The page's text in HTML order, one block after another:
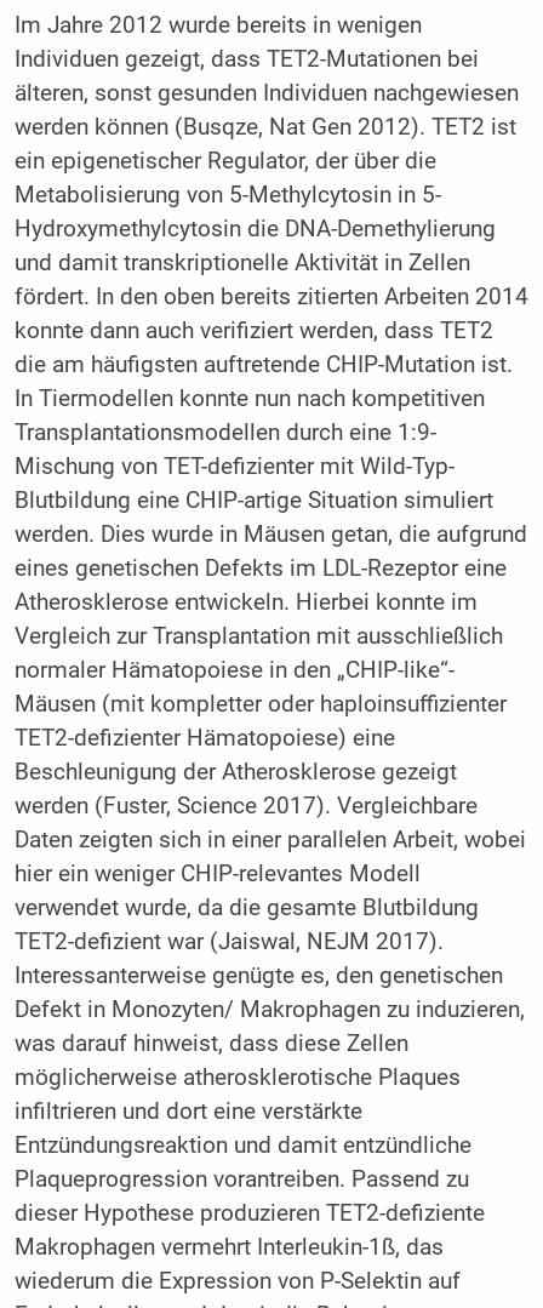
Im Jahre 2012 wurde bereits in wenigen
Individuen gezeigt, dass TET2-Mutationen bei
älteren, sonst gesunden Individuen nachgewiesen
werden können (Busqze, Nat Gen 2012). TET2 ist
ein epigenetischer Regulator, der über die
Metabolisierung von 5-Methylcytosin in 5-
Hydroxymethylcytosin die DNA-Demethylierung
und damit transkriptionelle Aktivität in Zellen
fördert. In den oben bereits zitierten Arbeiten 2014
konnte dann auch verifiziert werden, dass TET2
die am häufigsten auftretende CHIP-Mutation ist.
In Tiermodellen konnte nun nach kompetitiven
Transplantationsmodellen durch eine 1:9-
Mischung von TET-defizienter mit Wild-Typ-
Blutbildung eine CHIP-artige Situation simuliert
werden. Dies wurde in Mäusen getan, die aufgrund
eines genetischen Defekts im LDL-Rezeptor eine
Atherosklerose entwickeln. Hierbei konnte im
Vergleich zur Transplantation mit ausschließlich
normaler Hämatopoiese in den „CHIP-like“-
Mäusen (mit kompletter oder haploinsuffizienter
TET2-defizienter Hämatopoiese) eine
Beschleunigung der Atherosklerose gezeigt
werden (Fuster, Science 2017). Vergleichbare
Daten zeigten sich in einer parallelen Arbeit, wobei
hier ein weniger CHIP-relevantes Modell
verwendet wurde, da die gesamte Blutbildung
TET2-defizient war (Jaiswal, NEJM 2017).
Interessanterweise genügte es, den genetischen
Defekt in Monozyten/ Makrophagen zu induzieren,
was darauf hinweist, dass diese Zellen
möglicherweise atherosklerotische Plaques
infiltrieren und dort eine verstärkte
Entzündungsreaktion und damit entzündliche
Plaqueprogression vorantreiben. Passend zu
dieser Hypothese produzieren TET2-defiziente
Makrophagen vermehrt Interleukin-1ß, das
wiederum die Expression von P-Selektin auf